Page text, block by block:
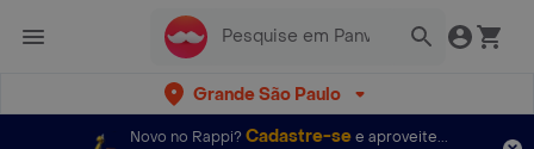
Grande São Paulo
Novo no Rappi? Cadastre-se e aproveite...